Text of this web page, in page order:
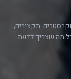
תקצירים,
מה שצריך לדעת